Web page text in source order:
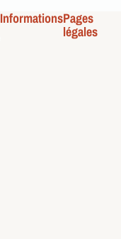
InformationsPages
légales